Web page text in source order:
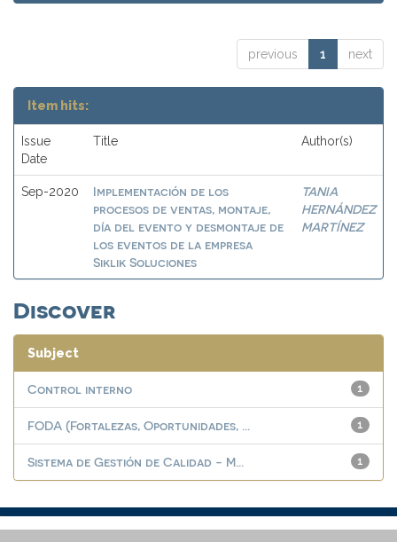
previous 1 next
Item hits:
Issue
Date
Title Author(s)
Sep-2020
Implementación de los
procesos de ventas, montaje,
día del evento y desmontaje de
los eventos de la empresa
Siklik Soluciones
TANIA
HERNÁNDEZ
MARTÍNEZ
Discover
Subject
1
Control interno
1
FODA (Fortalezas, Oportunidades, ...
1
Sistema de Gestión de Calidad - M...